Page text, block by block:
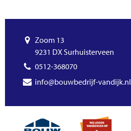
Zoom 13
9231 DX Surhuisterveen
0512-368070
info@bouwbedrijf-vandijk.nl